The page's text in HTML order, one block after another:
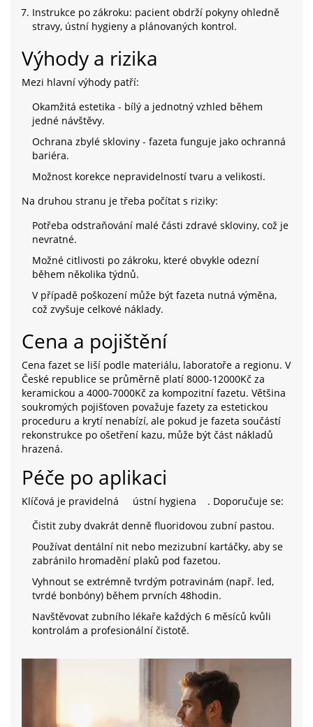
Instrukce po zákroku: pacient obdrží pokyny ohledně
stravy, ústní hygieny a plánovaných kontrol.
Výhody a rizika
Mezi hlavní výhody patří:
Okamžitá estetika - bílý a jednotný vzhled během
jedné návštěvy.
Ochrana zbylé skloviny - fazeta funguje jako ochranná
bariéra.
Možnost korekce nepravidelností tvaru a velikosti.
Na druhou stranu je třeba počítat s riziky:
Potřeba odstraňování malé části zdravé skloviny, což je
nevratné.
Možné citlivosti po zákroku, které obvykle odezní
během několika týdnů.
V případě poškození může být fazeta nutná výměna,
což zvyšuje celkové náklady.
Cena a pojištění
Cena fazet se liší podle materiálu, laboratoře a regionu. V
České republice se průměrně platí 8000‑12000Kč za
keramickou a 4000‑7000Kč za kompozitní fazetu. Většina
soukromých pojišťoven považuje fazety za estetickou
proceduru a krytí nenabízí, ale pokud je fazeta součástí
rekonstrukce po ošetření kazu, může být část nákladů
hrazená.
Péče po aplikaci
Klíčová je pravidelná ústní hygiena
. Doporučuje se:
Čistit zuby dvakrát denně fluoridovou zubní pastou.
Používat dentální nit nebo mezizubní kartáčky, aby se
zabránilo hromadění plaků pod fazetou.
Vyhnout se extrémně tvrdým potravinám (např. led,
tvrdé bonbóny) během prvních 48hodin.
Navštěvovat zubního lékaře každých 6 měsíců kvůli
kontrolám a profesionální čistotě.